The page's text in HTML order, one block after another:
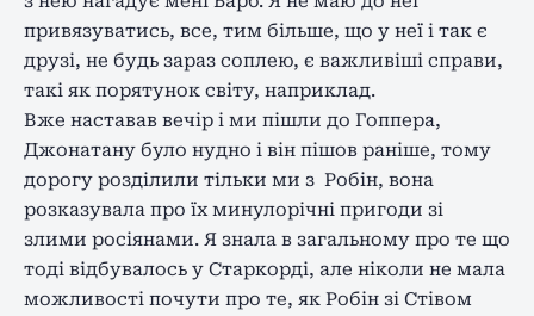
привязуватись, все, тим більше, що у неї і так є
друзі, не будь зараз соплею, є важливіші справи,
такі як порятунок світу, наприклад.
Вже наставав вечір і ми пішли до Гоппера,
Джонатану було нудно і він пішов раніше, тому
дорогу розділили тільки ми з Робін, вона
розказувала про їх минулорічні пригоди зі
злими росіянами. Я знала в загальному про те що
тоді відбувалось у Старкорді, але ніколи не мала
можливості почути про те, як Робін зі Стівом